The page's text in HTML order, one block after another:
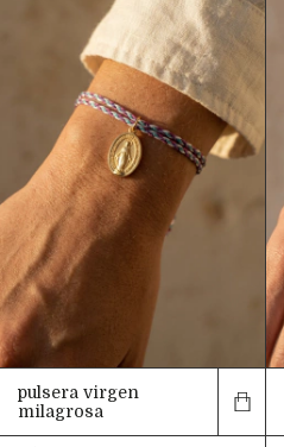
pulsera virgen
milagrosa